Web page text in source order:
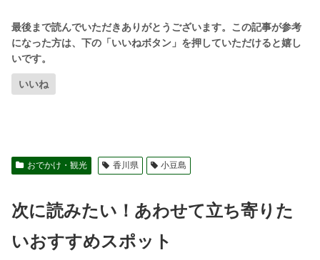
いいね
おでかけ・観光 香川県 小豆島
次に読みたい！あわせて立ち寄りた
いおすすめスポット